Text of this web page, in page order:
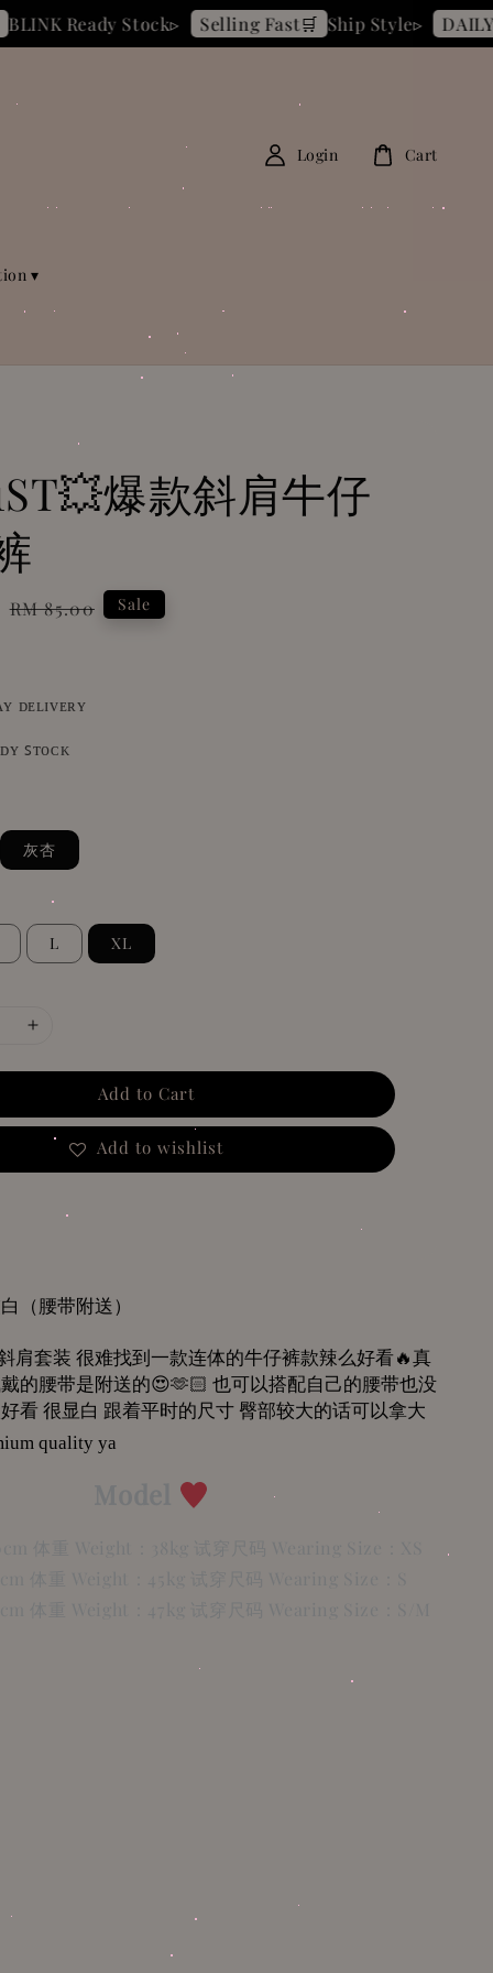
Stock▹ Selling Fast🛒 Ship Style▹ DAILY🚚 New
▾
Login Cart
爆款斜肩牛仔
Regular
RM 85.00 Sale
ᴅᴇʟɪᴠᴇʀʏ
ꜱᴛᴏᴄᴋ
灰杏
L XL
Add to Cart
Add to wishlist
（腰带附送）
肩套装 很难找到一款连体的牛仔裤款辣么好看🔥真
的腰带是附送的😍🫶🏻 也可以搭配自己的腰带也没
看很显白 跟着平时的尺寸 臀部较大的话可以拿大
quality ya